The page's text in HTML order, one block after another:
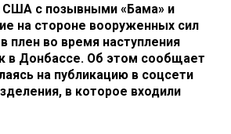
США с позывными «Бама» и
на стороне вооруженных сил
плен во время наступления
в Донбассе. Об этом сообщает
на публикацию в соцсети
в которое входили